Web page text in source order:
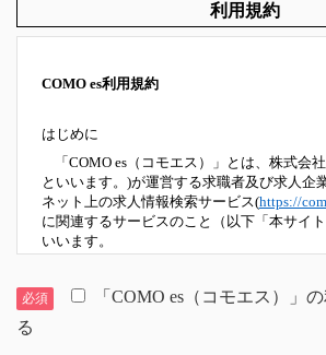
利用規約
COMO es利用規約
はじめに
「COMO es（コモエス）」とは、株式会
といいます。)が運営する求職者及び求人企
ネット上の求人情報検索サービス(https://
に関連するサービスのこと（以下「本サイ
いいます。
必須
「COMO es（コモエス）」
る